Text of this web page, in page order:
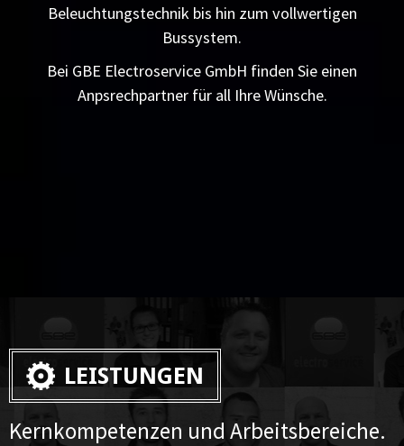
Beleuchtungstechnik bis hin zum vollwertigen
Bussystem.
Bei GBE Electroservice GmbH finden Sie einen
Anpsrechpartner für all Ihre Wünsche.
LEISTUNGEN
Kernkompetenzen und Arbeitsbereiche.